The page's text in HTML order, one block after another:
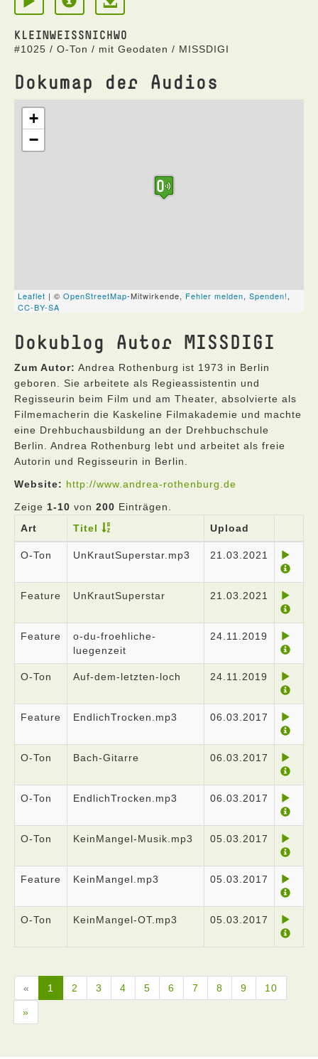
KLEINWEISSNICHWO
#1025 / O-Ton / mit Geodaten / MISSDIGI
Dokumap der Audios
Dokublog Autor MISSDIGI
Zum Autor: Andrea Rothenburg ist 1973 in Berlin
geboren. Sie arbeitete als Regieassistentin und
Regisseurin beim Film und am Theater, absolvierte als
Filmemacherin die Kaskeline Filmakademie und machte
eine Drehbuchausbildung an der Drehbuchschule
Berlin. Andrea Rothenburg lebt und arbeitet als freie
Autorin und Regisseurin in Berlin.
Website: http://www.andrea-rothenburg.de
Zeige 1-10 von 200 Einträgen.
Art
Titel Upload
O-Ton UnKrautSuperstar.mp3 21.03.2021
Feature UnKrautSuperstar 21.03.2021
Feature
o-du-froehliche-
luegenzeit
24.11.2019
O-Ton Auf-dem-letzten-loch 24.11.2019
Feature EndlichTrocken.mp3 06.03.2017
O-Ton Bach-Gitarre 06.03.2017
O-Ton EndlichTrocken.mp3 06.03.2017
O-Ton KeinMangel-Musik.mp3 05.03.2017
Feature KeinMangel.mp3 05.03.2017
O-Ton KeinMangel-OT.mp3 05.03.2017
« 1 2 3 4 5 6 7 8 9 10
»